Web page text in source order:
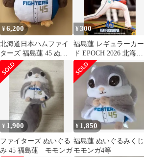
¥6,200
北海道日本ハムファイ
ターズ 福島蓮 45 ぬい
ぐるみ
¥300
福島蓮 レギュラーカー
ド EPOCH 2026 北海道
日本ハムファイターズ
PE
¥ 1,900
ファイターズ ぬいぐる
み 45 福島蓮 モモンガ
¥ 1,850
福島蓮 ぬいぐるみくじ
モモンガ4等